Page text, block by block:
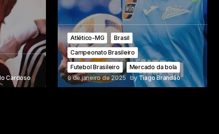
Cardoso
Atlético-MG
Brasil
Campeonato Brasileiro
Futebol Brasileiro
Mercado da bola
6 de janeiro de 2025
by Tiago Brandão